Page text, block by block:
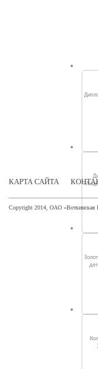
КАРТА САЙТА
Copyright 2014, ОАО «Воткинская